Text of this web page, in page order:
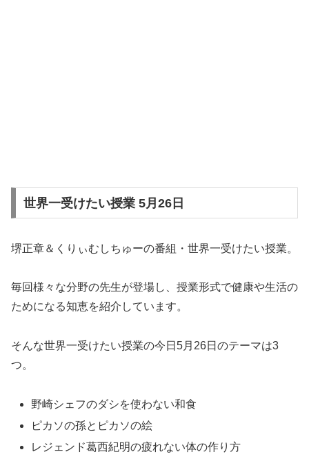
世界一受けたい授業 5月26日
堺正章＆くりぃむしちゅーの番組・世界一受けたい授業。
毎回様々な分野の先生が登場し、授業形式で健康や生活の
ためになる知恵を紹介しています。
そんな世界一受けたい授業の今日5月26日のテーマは3
つ。
野崎シェフのダシを使わない和食
ピカソの孫とピカソの絵
レジェンド葛西紀明の疲れない体の作り方